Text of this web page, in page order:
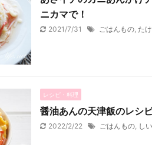
ニカマで！
2021/7/31 ごはんもの, た
レシピ・料理
醤油あんの天津飯のレシ
2022/2/22 ごはんもの, し